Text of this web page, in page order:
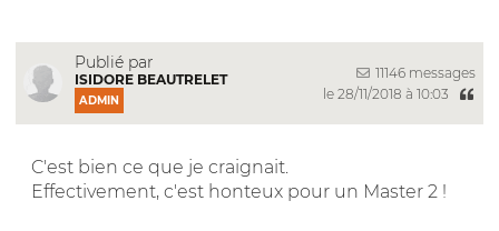
Publié par
ISIDORE BEAUTRELET
ADMIN
11146 messages
le 28/11/2018 à 10:03
C'est bien ce que je craignait.
Effectivement, c'est honteux pour un Master 2 !